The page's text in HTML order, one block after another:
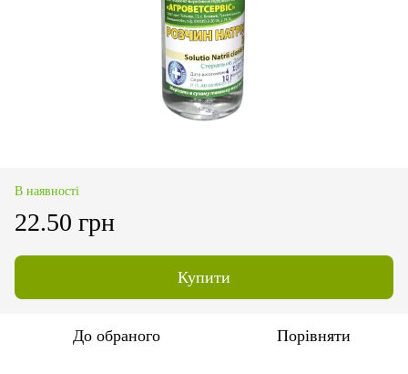
В наявності
22.50 грн
Купити
До обраного Порівняти